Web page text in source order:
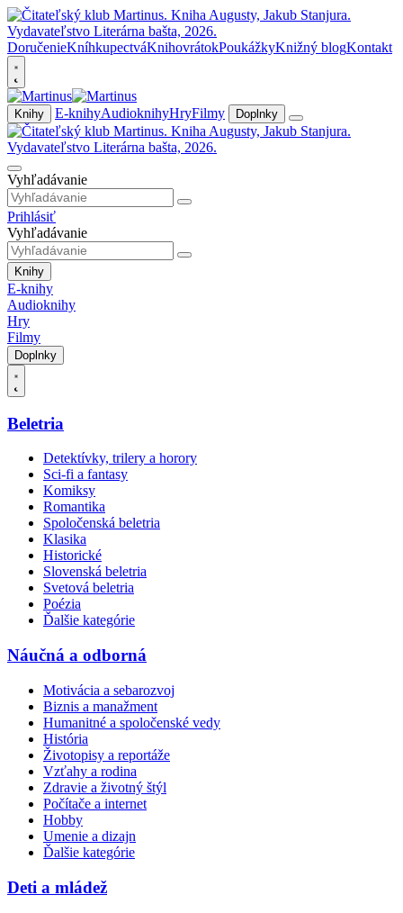
DoručenieKníhkupectváKnihovrátokPoukážkyKnižný blogKontakt
Knihy E-knihyAudioknihyHryFilmy Doplnky
Vyhľadávanie
Prihlásiť
Vyhľadávanie
Knihy
E-knihy
Audioknihy
Hry
Filmy
Doplnky
Beletria
Detektívky, trilery a horory
Sci-fi a fantasy
Komiksy
Romantika
Spoločenská beletria
Klasika
Historické
Slovenská beletria
Svetová beletria
Poézia
Ďalšie kategórie
Náučná a odborná
Motivácia a sebarozvoj
Biznis a manažment
Humanitné a spoločenské vedy
História
Životopisy a reportáže
Vzťahy a rodina
Zdravie a životný štýl
Počítače a internet
Hobby
Umenie a dizajn
Ďalšie kategórie
Deti a mládež